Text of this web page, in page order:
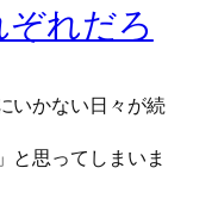
れだろ
いかない日々が続
と思ってしまいま